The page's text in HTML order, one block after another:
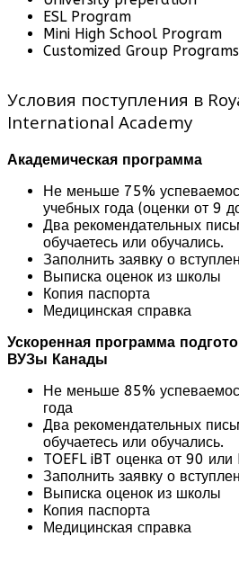
ESL Program
Mini High School Program
Customized Group Programs
Условия поступления в
International Academy
Академическая программа
Не меньше 75%
учебных года (оценки от 9
Два рекомендательных
обучаетесь или обучались.
Заполнить заявку о
Выписка оценок из школы
Копия паспорта
Медицинская справка
Ускоренная программа
ВУЗы Канады
Не меньше 85%
года
Два рекомендательных
обучаетесь или обучались.
TOEFL iBT оценка от 90 или
Заполнить заявку о
Выписка оценок из школы
Копия паспорта
Медицинская справка